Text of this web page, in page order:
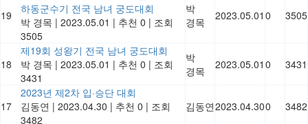
19
하동군수기 전국 남녀 궁도대회
박 경목 | 2023.05.01 | 추천 0 | 조회
3505
박
경목
2023.05.01 0 3505
18
제19회 성왕기 전국 남녀 궁도대회
박 경목 | 2023.05.01 | 추천 0 | 조회
3431
박
경목
2023.05.01 0 3431
17
2023년 제2차 입·승단 대회
김동연 | 2023.04.30 | 추천 0 | 조회
3482
김동연2023.04.300 3482